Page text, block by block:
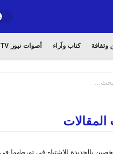
وثقافة كتاب وآراء أصوات نيوز TV
المقالات
بالجديدة للاشتباه في تورطهما